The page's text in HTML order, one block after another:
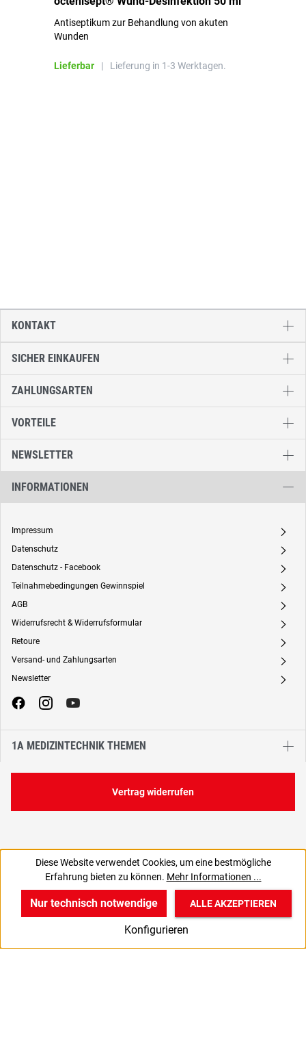
16,75 €
Antiseptikum zur Behandlung von akuten
Wunden
Lieferbar | Lieferung in 1-3 Werktagen.
SICHER EINKAUFEN
ZAHLUNGSARTEN
VORTEILE
NEWSLETTER
INFORMATIONEN
Impressum A
Datenschutz A
Datenschutz - Facebook A
Teilnahmebedingungen Gewinnspiel A
AGB A
Widerrufsrecht & Widerrufsformular A
Retoure A
Versand- und Zahlungsarten A
Newsletter A
1A MEDIZINTECHNIK THEMEN
KONTAKT
Vertrag widerrufen
Diese Website verwendet Cookies, um eine bestmögliche
Erfahrung bieten zu können. Mehr Informationen ...
Nur technisch notwendige
Konfigurieren
ALLE AKZEPTIEREN
v
Produkte
B